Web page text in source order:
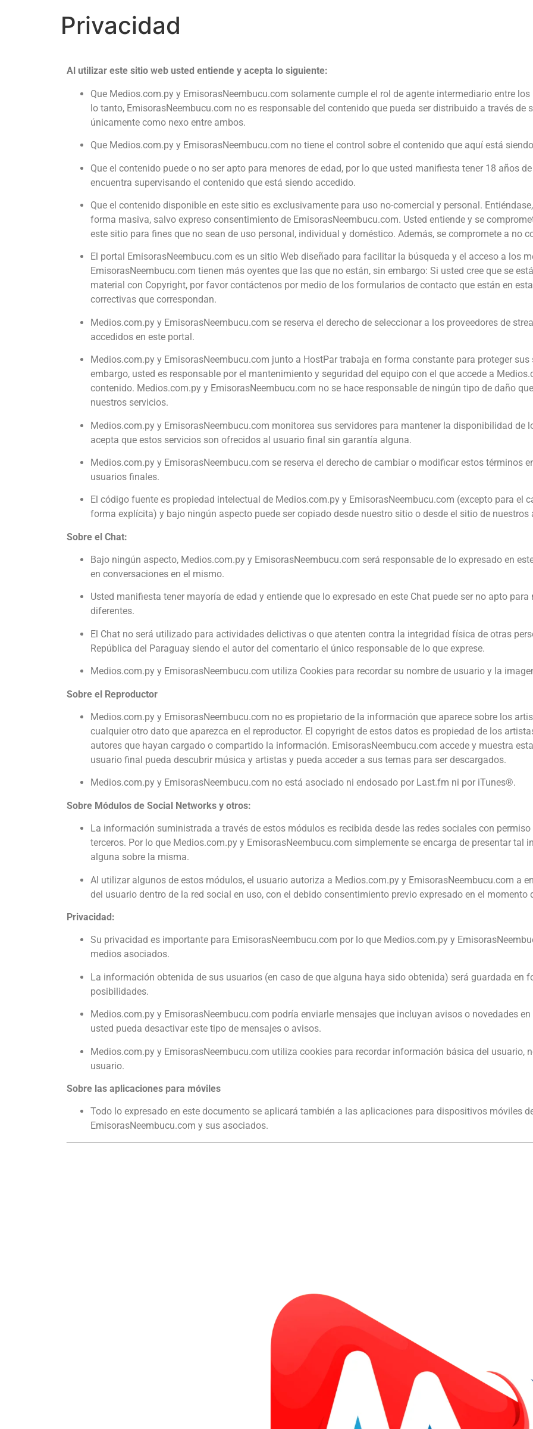
Privacidad
Al utilizar este sitio web usted entiende y acepta lo siguiente:
Que Medios.com.py y EmisorasNeembucu.com solamente cumple el rol de agente intermediario entre
lo tanto, EmisorasNeembucu.com no es responsable del contenido que pueda ser distribuido a través de
únicamente como nexo entre ambos.
Que Medios.com.py y EmisorasNeembucu.com no tiene el control sobre el contenido que aquí está
Que el contenido puede o no ser apto para menores de edad, por lo que usted manifiesta tener 18 años
encuentra supervisando el contenido que está siendo accedido.
Que el contenido disponible en este sitio es exclusivamente para uso no-comercial y personal.
forma masiva, salvo expreso consentimiento de EmisorasNeembucu.com. Usted entiende y se
este sitio para fines que no sean de uso personal, individual y doméstico. Además, se compromete a no
El portal EmisorasNeembucu.com es un sitio Web diseñado para facilitar la búsqueda y el acceso a los
EmisorasNeembucu.com tienen más oyentes que las que no están, sin embargo: Si usted cree que se
material con Copyright, por favor contáctenos por medio de los formularios de contacto que están en
correctivas que correspondan.
Medios.com.py y EmisorasNeembucu.com se reserva el derecho de seleccionar a los proveedores de
accedidos en este portal.
Medios.com.py y EmisorasNeembucu.com junto a HostPar trabaja en forma constante para proteger
embargo, usted es responsable por el mantenimiento y seguridad del equipo con el que accede a
contenido. Medios.com.py y EmisorasNeembucu.com no se hace responsable de ningún tipo de daño
nuestros servicios.
Medios.com.py y EmisorasNeembucu.com monitorea sus servidores para mantener la disponibilidad de
acepta que estos servicios son ofrecidos al usuario final sin garantía alguna.
Medios.com.py y EmisorasNeembucu.com se reserva el derecho de cambiar o modificar estos términos
usuarios finales.
El código fuente es propiedad intelectual de Medios.com.py y EmisorasNeembucu.com (excepto para el
forma explícita) y bajo ningún aspecto puede ser copiado desde nuestro sitio o desde el sitio de nuestros
Sobre el Chat:
Bajo ningún aspecto, Medios.com.py y EmisorasNeembucu.com será responsable de lo expresado en
en conversaciones en el mismo.
Usted manifiesta tener mayoría de edad y entiende que lo expresado en este Chat puede ser no apto
diferentes.
El Chat no será utilizado para actividades delictivas o que atenten contra la integridad física de otras
República del Paraguay siendo el autor del comentario el único responsable de lo que exprese.
Medios.com.py y EmisorasNeembucu.com utiliza Cookies para recordar su nombre de usuario y la
Sobre el Reproductor
Medios.com.py y EmisorasNeembucu.com no es propietario de la información que aparece sobre los
cualquier otro dato que aparezca en el reproductor. El copyright de estos datos es propiedad de los
autores que hayan cargado o compartido la información. EmisorasNeembucu.com accede y muestra
usuario final pueda descubrir música y artistas y pueda acceder a sus temas para ser descargados.
Medios.com.py y EmisorasNeembucu.com no está asociado ni endosado por Last.fm ni por iTunes®.
Sobre Módulos de Social Networks y otros:
La información suministrada a través de estos módulos es recibida desde las redes sociales con
terceros. Por lo que Medios.com.py y EmisorasNeembucu.com simplemente se encarga de presentar tal
alguna sobre la misma.
Al utilizar algunos de estos módulos, el usuario autoriza a Medios.com.py y EmisorasNeembucu.com a
del usuario dentro de la red social en uso, con el debido consentimiento previo expresado en el momento
Privacidad:
Su privacidad es importante para EmisorasNeembucu.com por lo que Medios.com.py y
medios asociados.
La información obtenida de sus usuarios (en caso de que alguna haya sido obtenida) será guardada en
posibilidades.
Medios.com.py y EmisorasNeembucu.com podría enviarle mensajes que incluyan avisos o novedades
usted pueda desactivar este tipo de mensajes o avisos.
Medios.com.py y EmisorasNeembucu.com utiliza cookies para recordar información básica del usuario,
usuario.
Sobre las aplicaciones para móviles
Todo lo expresado en este documento se aplicará también a las aplicaciones para dispositivos móviles
EmisorasNeembucu.com y sus asociados.